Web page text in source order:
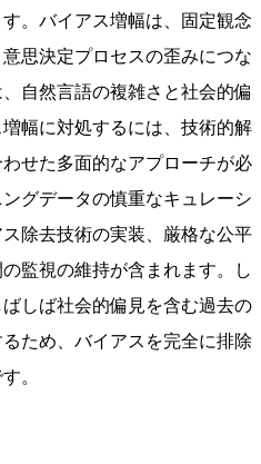
。バイアス増幅は、固定観念
思決定プロセスの歪みにつな
自然言語の複雑さと社会的偏
幅に対処するには、技術的解
せた多面的なアプローチが必
グデータの慎重なキュレーシ
除去技術の実装、厳格な公平
監視の維持が含まれます。し
しば社会的偏見を含む過去の
ため、バイアスを完全に排除
。